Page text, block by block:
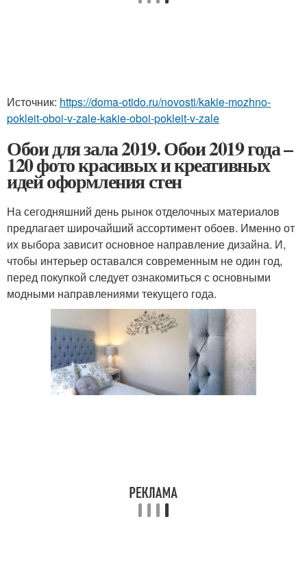
Источник: https://doma-otido.ru/novosti/kakie-mozhno-
pokleit-oboi-v-zale-kakie-oboi-pokleit-v-zale
Обои для зала 2019. Обои 2019 года –
120 фото красивых и креативных
идей оформления стен
На сегодняшний день рынок отделочных материалов
предлагает широчайший ассортимент обоев. Именно от
их выбора зависит основное направление дизайна. И,
чтобы интерьер оставался современным не один год,
перед покупкой следует ознакомиться с основными
модными направлениями текущего года.